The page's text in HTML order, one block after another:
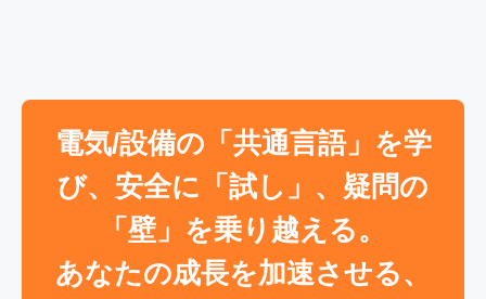
電気/設備の「共通言語」を学
び、安全に「試し」、疑問の
「壁」を乗り越える。
あなたの成長を加速させる、